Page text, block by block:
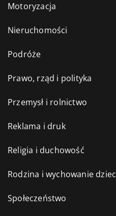
Motoryzacja
Nieruchomości
Podróże
Prawo, rząd i polityka
Przemysł i rolnictwo
Reklama i druk
Religia i duchowość
Rodzina i wychowanie
Społeczeństwo